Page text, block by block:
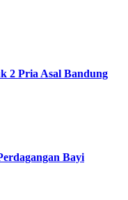
2 Pria Asal Bandung
Bayi